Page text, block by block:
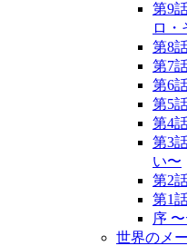
第9
ロ・
第8
第7
第6
第5
第4
第3
い〜
第2
第1
序
世界のメ